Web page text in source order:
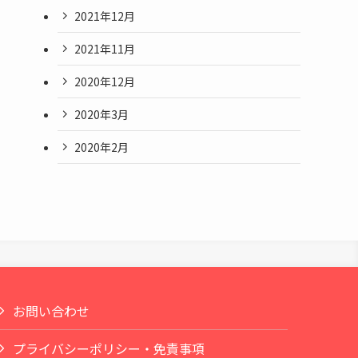
2021年12月
2021年11月
2020年12月
2020年3月
2020年2月
お問い合わせ
プライバシーポリシー・免責事項